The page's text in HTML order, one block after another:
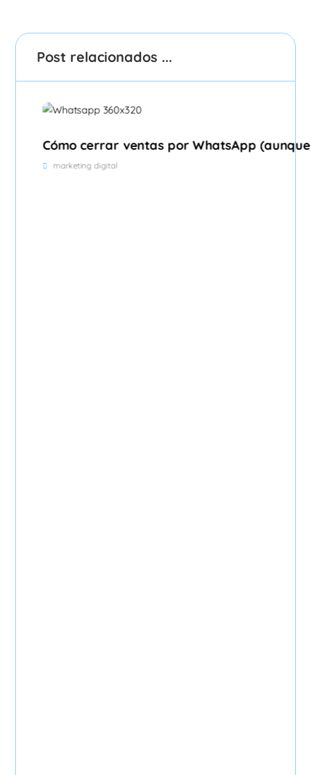
Post relacionados ...
Cómo cerrar ventas por WhatsApp
marketing digital